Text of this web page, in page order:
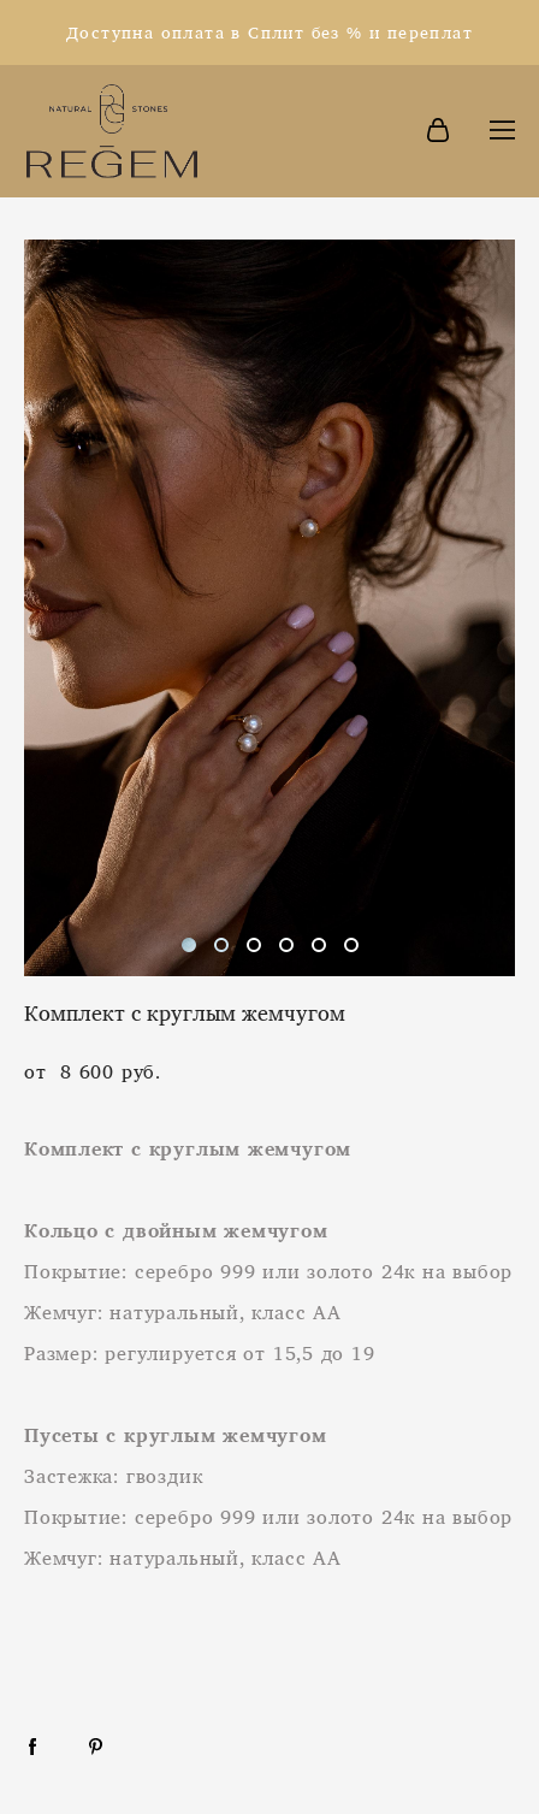
Доступна оплата в Сплит без % и переплат
Комплект с круглым жемчугом
от 8 600 pуб.
Комплект с круглым жемчугом
Кольцо с двойным жемчугом
Покрытие: серебро 999 или золото 24к на выбор
Жемчуг: натуральный, класс АА
Размер: регулируется от 15,5 до 19
Пусеты с круглым жемчугом
Застежка: гвоздик
Покрытие: серебро 999 или золото 24к на выбор
Жемчуг: натуральный, класс АА